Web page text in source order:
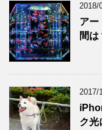
2018/
アー
間は
2017/
ク光